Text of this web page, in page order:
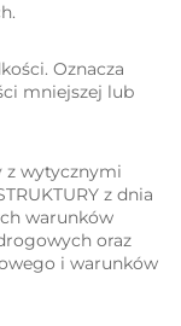
Oznacza
mniejszej lub
z wytycznymi
z dnia
warunków
oraz
i warunków